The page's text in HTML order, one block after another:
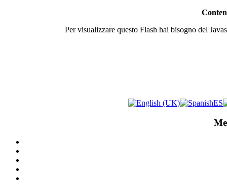
Per visualizzare questo Flash hai bisogno del